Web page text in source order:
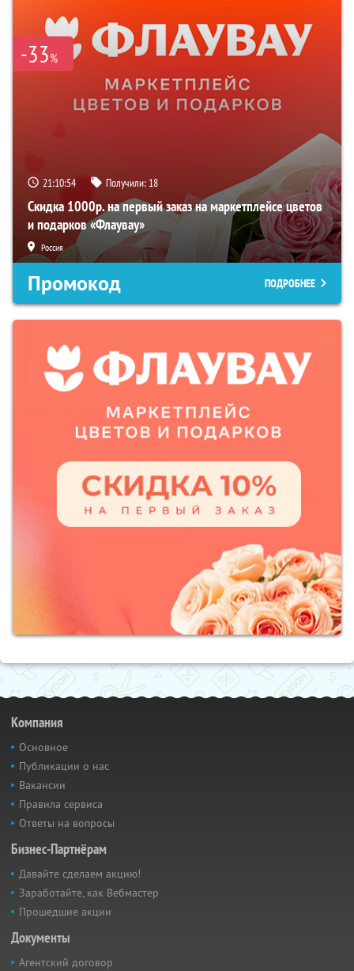
-33%
21:10:53 Получили: 18
Скидка 1000р. на первый заказ на маркетплейсе цветов
и подарков «Флаувау»
Россия
Промокод ПОДРОБНЕЕ
Компания
Основное
Публикации о нас
Вакансии
Правила сервиса
Ответы на вопросы
Бизнес-Партнёрам
Давайте сделаем акцию!
Заработайте, как Вебмастер
Прошедшие акции
Документы
Агентский договор